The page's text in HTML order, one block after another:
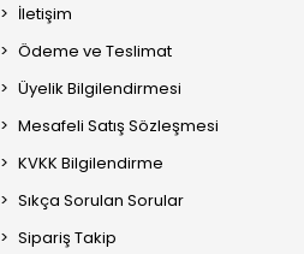
İletişim
Ödeme ve Teslimat
Üyelik Bilgilendirmesi
Mesafeli Satış Sözleşmesi
KVKK Bilgilendirme
Sıkça Sorulan Sorular
Sipariş Takip